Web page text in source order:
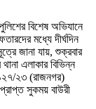
বিশেষ অভিযানে
মধ্যে দীর্ঘদিন
জানা যায়, শুক্রবার
এলাকার বিভিন্ন
২৩ (রাজনগর)
সুকময় বাউরী